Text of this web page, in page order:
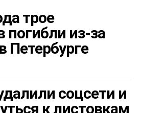
трое
погибли из-за
Петербурге
соцсети и
к листовкам